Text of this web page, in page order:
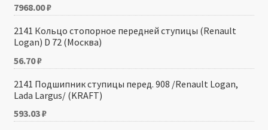
7968.00₽
2141 Кольцо стопорное передней ступицы (Renault
Logan) D 72 (Москва)
56.70₽
2141 Подшипник ступицы перед. 908 /Renault Logan,
Lada Largus/ (KRAFT)
593.03₽